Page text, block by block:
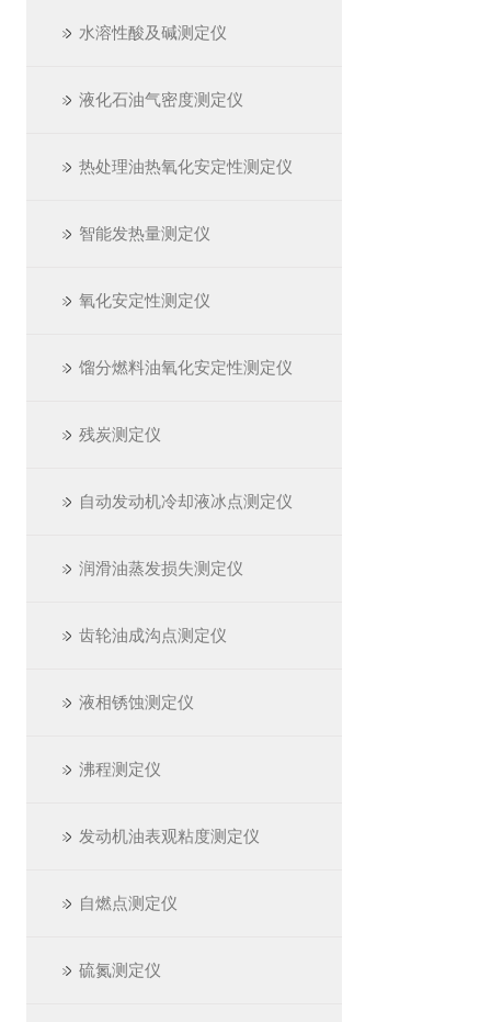
水溶性酸及碱测定仪
液化石油气密度测定仪
热处理油热氧化安定性测定仪
智能发热量测定仪
氧化安定性测定仪
馏分燃料油氧化安定性测定仪
残炭测定仪
自动发动机冷却液冰点测定仪
润滑油蒸发损失测定仪
齿轮油成沟点测定仪
液相锈蚀测定仪
沸程测定仪
发动机油表观粘度测定仪
自燃点测定仪
硫氮测定仪